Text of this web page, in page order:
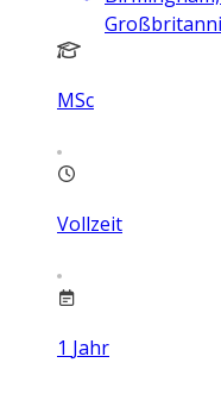
MSc
Vollzeit
1 Jahr